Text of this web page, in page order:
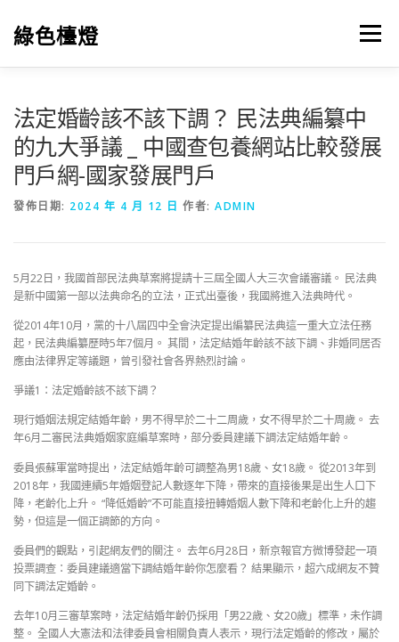
綠色檯燈 選單
法定婚齡該不該下調？ 民法典編纂中
的九大爭議 _ 中國查包養網站比較發展
門戶網-國家發展門戶
發佈日期: 2024 年 4 月 12 日 作者: ADMIN
5月22日，我國首部民法典草案將提請十三屆全國人大三次會議審議。 民法典
是新中國第一部以法典命名的立法，正式出臺後，我國將進入法典時代。
從2014年10月，黨的十八屆四中全會決定提出編纂民法典這一重大立法任務
起，民法典編纂歷時5年7個月。 其間，法定結婚年齡該不該下調、非婚同居否
應由法律界定等議題，曾引發社會各界熱烈討論。
爭議1：法定婚齡該不該下調？
現行婚姻法規定結婚年齡，男不得早於二十二周歲，女不得早於二十周歲。 去
年6月二審民法典婚姻家庭編草案時，部分委員建議下調法定結婚年齡。
委員張蘇軍當時提出，法定結婚年齡可調整為男18歲、女18歲。 從2013年到
2018年，我國連續5年婚姻登記人數逐年下降，帶來的直接後果是出生人口下
降，老齡化上升。 “降低婚齡”不可能直接扭轉婚姻人數下降和老齡化上升的趨
勢，但這是一個正調節的方向。
委員們的觀點，引起網友們的關注。 去年6月28日，新京報官方微博發起一項
投票調查：委員建議適當下調結婚年齡你怎麼看？ 結果顯示，超六成網友不贊
同下調法定婚齡。
去年10月三審草案時，法定結婚年齡仍採用「男22歲、女20歲」標準，未作調
整。 全國人大憲法和法律委員會相關負責人表示，現行法定婚齡的修改，屬於